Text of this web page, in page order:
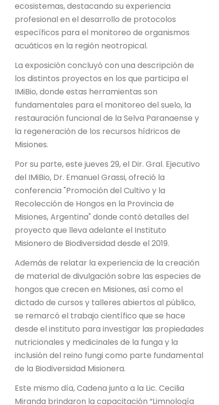
ecosistemas, destacando su experiencia
profesional en el desarrollo de protocolos
específicos para el monitoreo de organismos
acuáticos en la región neotropical.
La exposición concluyó con una descripción de
los distintos proyectos en los que participa el
IMiBio, donde estas herramientas son
fundamentales para el monitoreo del suelo, la
restauración funcional de la Selva Paranaense y
la regeneración de los recursos hídricos de
Misiones.
Por su parte, este jueves 29, el Dir. Gral. Ejecutivo
del IMiBio, Dr. Emanuel Grassi, ofreció la
conferencia "Promoción del Cultivo y la
Recolección de Hongos en la Provincia de
Misiones, Argentina" donde contó detalles del
proyecto que lleva adelante el Instituto
Misionero de Biodiversidad desde el 2019.
Además de relatar la experiencia de la creación
de material de divulgación sobre las especies de
hongos que crecen en Misiones, así como el
dictado de cursos y talleres abiertos al público,
se remarcó el trabajo científico que se hace
desde el instituto para investigar las propiedades
nutricionales y medicinales de la funga y la
inclusión del reino fungi como parte fundamental
de la Biodiversidad Misionera.
Este mismo día, Cadena junto a la Lic. Cecilia
Miranda brindaron la capacitación “Limnología